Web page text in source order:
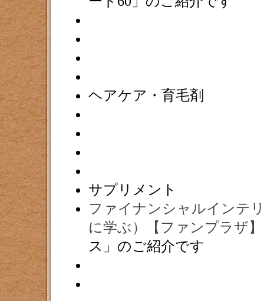
ヘアケア・育毛剤
サプリメント
ファイナンシャルインテ
に学ぶ）【ファンプラザ】
ス」のご紹介です